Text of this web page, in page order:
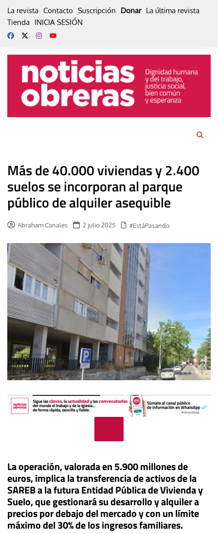
La revista Contacto Suscripción Donar La última revista
Tienda
INICIA SESIÓN
Más de 40.000 viviendas y 2.400
suelos se incorporan al parque
público de alquiler asequible
Abraham Canales 2 julio 2025 #EstáPasando
La operación, valorada en 5.900 millones de
euros, implica la transferencia de activos de la
SAREB a la futura Entidad Pública de Vivienda y
Suelo, que gestionará su desarrollo y alquiler a
precios por debajo del mercado y con un límite
máximo del 30% de los ingresos familiares.